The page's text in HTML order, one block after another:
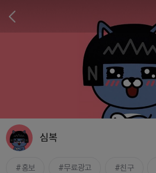
심복
홍보 무료광고 친구